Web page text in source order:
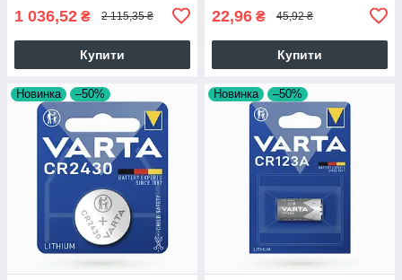
1 036,52 ₴ 2 115,35 ₴
Купити
22,96 ₴ 45,92 ₴
Купити
Новинка –50% Новинка –50%